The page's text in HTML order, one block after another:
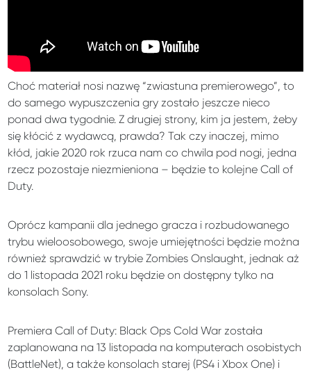
Choć materiał nosi nazwę “zwiastuna premierowego”, to
do samego wypuszczenia gry zostało jeszcze nieco
ponad dwa tygodnie. Z drugiej strony, kim ja jestem, żeby
się kłócić z wydawcą, prawda? Tak czy inaczej, mimo
kłód, jakie 2020 rok rzuca nam co chwila pod nogi, jedna
rzecz pozostaje niezmieniona – będzie to kolejne Call of
Duty.
Oprócz kampanii dla jednego gracza i rozbudowanego
trybu wieloosobowego, swoje umiejętności będzie można
również sprawdzić w trybie Zombies Onslaught, jednak aż
do 1 listopada 2021 roku będzie on dostępny tylko na
konsolach Sony.
Premiera Call of Duty: Black Ops Cold War została
zaplanowana na 13 listopada na komputerach osobistych
(BattleNet), a także konsolach starej (PS4 i Xbox One) i